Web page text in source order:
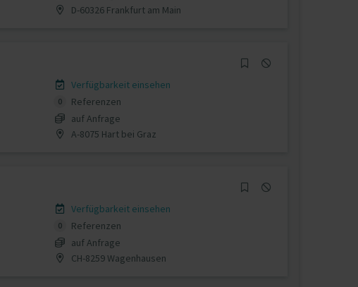
D-60326 Frankfurt am Main
Verfügbarkeit einsehen
0
Referenzen
auf Anfrage
A-8075 Hart bei Graz
Verfügbarkeit einsehen
0
Referenzen
auf Anfrage
CH-8259 Wagenhausen